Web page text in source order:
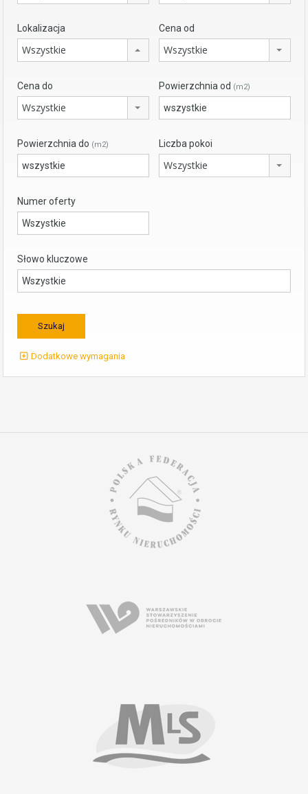
Lokalizacja
Wszystkie
Cena od
Wszystkie
Cena do
Wszystkie
Powierzchnia od (m2)
Powierzchnia do (m2) Liczba pokoi
Wszystkie
Numer oferty
Słowo kluczowe
Dodatkowe wymagania